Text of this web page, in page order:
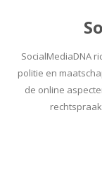
SocialMediaDNA
politie en
de online